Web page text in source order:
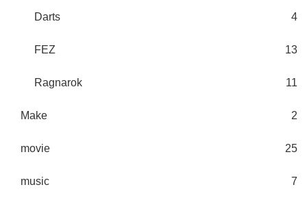
Darts 4
FEZ 13
Ragnarok 11
Make 2
movie 25
music 7